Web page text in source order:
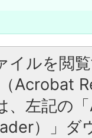
イルを閲
Acrobat
、左記の
）」ダ